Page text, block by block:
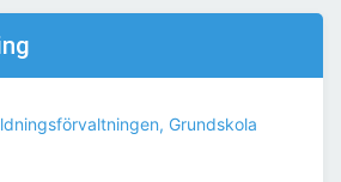
Grundskola